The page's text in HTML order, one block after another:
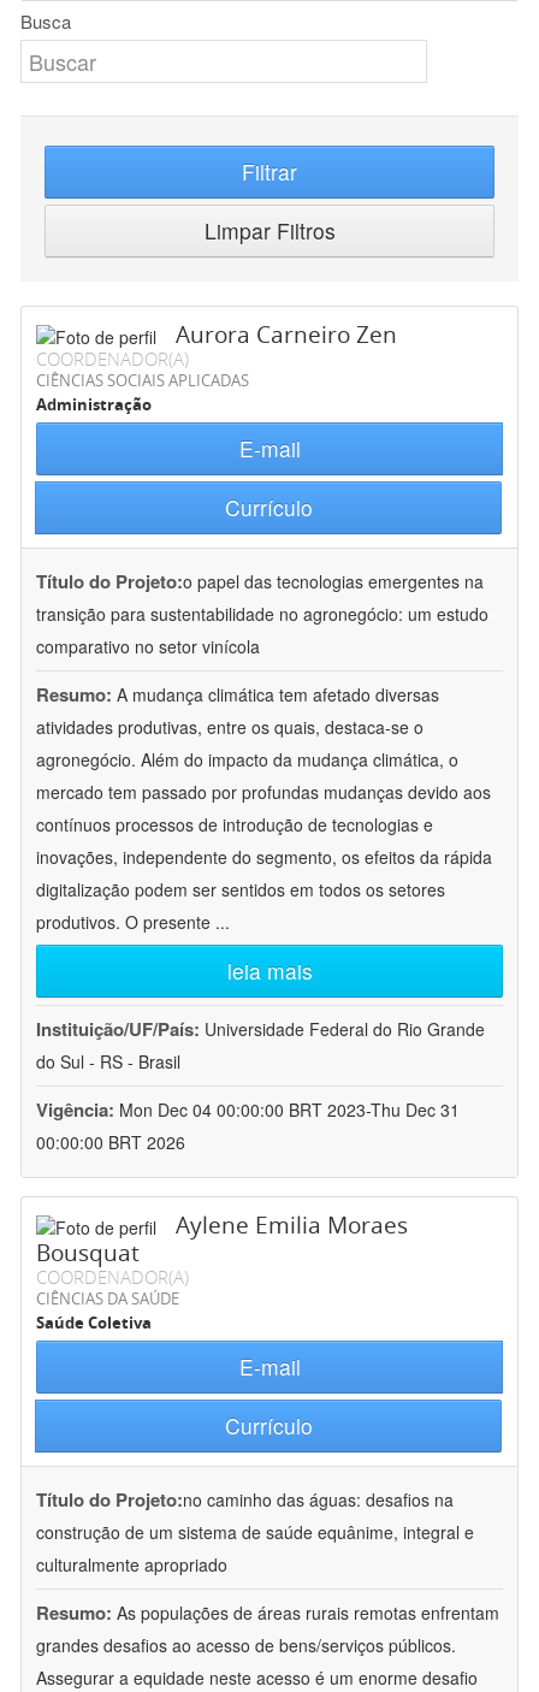
Busca
Filtrar
Limpar Filtros
Aurora Carneiro Zen
COORDENADOR(A)
CIÊNCIAS SOCIAIS APLICADAS
Administração
E-mail
Currículo
Título do Projeto:o papel das tecnologias emergentes na
transição para sustentabilidade no agronegócio: um estudo
comparativo no setor vinícola
Resumo: A mudança climática tem afetado diversas
atividades produtivas, entre os quais, destaca-se o
agronegócio. Além do impacto da mudança climática, o
mercado tem passado por profundas mudanças devido aos
contínuos processos de introdução de tecnologias e
inovações, independente do segmento, os efeitos da rápida
digitalização podem ser sentidos em todos os setores
produtivos. O presente ...
leia mais
Instituição/UF/País: Universidade Federal do Rio Grande
do Sul - RS - Brasil
Vigência: Mon Dec 04 00:00:00 BRT 2023-Thu Dec 31
00:00:00 BRT 2026
Aylene Emilia Moraes
Bousquat
COORDENADOR(A)
CIÊNCIAS DA SAÚDE
Saúde Coletiva
E-mail
Currículo
Título do Projeto:no caminho das águas: desafios na
construção de um sistema de saúde equânime, integral e
culturalmente apropriado
Resumo: As populações de áreas rurais remotas enfrentam
grandes desafios ao acesso de bens/serviços públicos.
Assegurar a equidade neste acesso é um enorme desafio